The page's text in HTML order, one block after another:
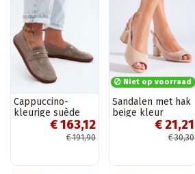
Cappuccino-
kleurige suède
mocassins
Barefoot Zazoo
€ 163,12
€ 191,90
Niet op voorraad
Sandalen met hak
beige kleur
€ 21,21
€ 30,30